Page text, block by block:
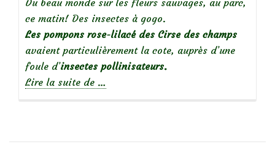
ce matin! Des insectes à gogo.
Les pompons rose-lilacé des Cirse des champs
avaient particulièrement la cote, auprès d’une
foule d’insectes pollinisateurs.
Lire la suite de
fleurs
…